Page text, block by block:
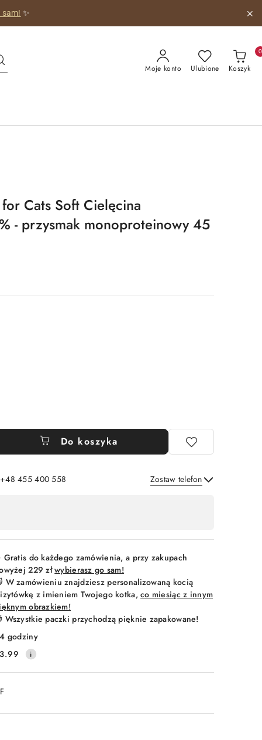
✨
Moje konto Ulubione Koszyk
0
Cats Soft Cielęcina
- przysmak monoproteinowy 45
Do koszyka
455 400 558 Zostaw telefon
Gratis do każdego zamówienia, a przy zakupach
229 złwybierasz go sam!
W zamówieniu znajdziesz personalizowaną kocią
z imieniem Twojego kotka,co miesiąc z innym
obrazkiem!
Wszystkie paczki przychodzą pięknie zapakowane!
godziny